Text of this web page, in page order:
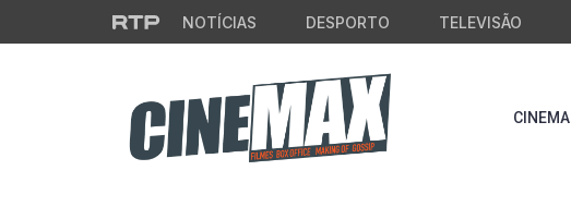
Saltar para o conteúdo principal
NOTÍCIAS DESPORTO TELEVISÃO
CINEMA